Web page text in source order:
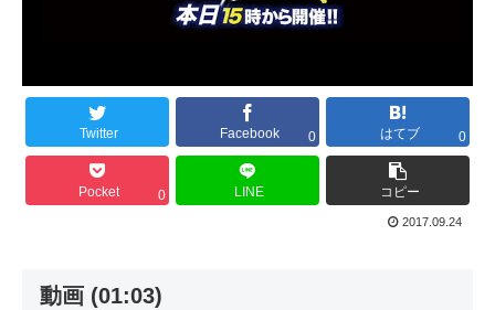
Twitter Facebook 0 はてブ 0
Pocket 0 LINE コピー
2017.09.24
動画 (01:03)